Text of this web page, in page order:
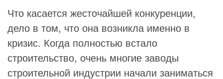
Что касается жесточайшей конкуренции,
дело в том, что она возникла именно в
кризис. Когда полностью встало
строительство, очень многие заводы
строительной индустрии начали заниматься